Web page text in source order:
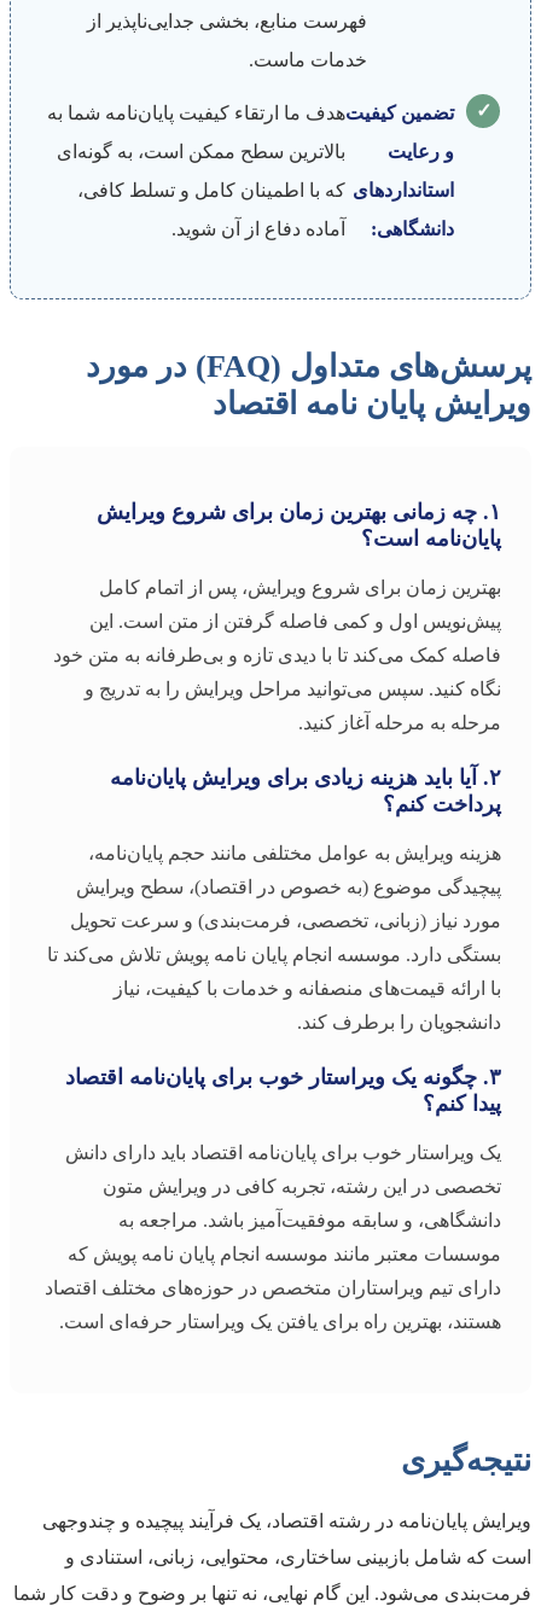
فهرست منابع، بخشی جدایی‌ناپذیر از
خدمات ماست.
✓
تضمین کیفیت
و رعایت
استانداردهای
دانشگاهی:
هدف ما ارتقاء کیفیت پایان‌نامه شما به
بالاترین سطح ممکن است، به گونه‌ای
که با اطمینان کامل و تسلط کافی،
آماده دفاع از آن شوید.
پرسش‌های متداول (FAQ) در مورد
ویرایش پایان نامه اقتصاد
۱. چه زمانی بهترین زمان برای شروع ویرایش
پایان‌نامه است؟
بهترین زمان برای شروع ویرایش، پس از اتمام کامل
پیش‌نویس اول و کمی فاصله گرفتن از متن است. این
فاصله کمک می‌کند تا با دیدی تازه و بی‌طرفانه به متن خود
نگاه کنید. سپس می‌توانید مراحل ویرایش را به تدریج و
مرحله به مرحله آغاز کنید.
۲. آیا باید هزینه زیادی برای ویرایش پایان‌نامه
پرداخت کنم؟
هزینه ویرایش به عوامل مختلفی مانند حجم پایان‌نامه،
پیچیدگی موضوع (به خصوص در اقتصاد)، سطح ویرایش
مورد نیاز (زبانی، تخصصی، فرمت‌بندی) و سرعت تحویل
بستگی دارد. موسسه انجام پایان نامه پویش تلاش می‌کند تا
با ارائه قیمت‌های منصفانه و خدمات با کیفیت، نیاز
دانشجویان را برطرف کند.
۳. چگونه یک ویراستار خوب برای پایان‌نامه اقتصاد
پیدا کنم؟
یک ویراستار خوب برای پایان‌نامه اقتصاد باید دارای دانش
تخصصی در این رشته، تجربه کافی در ویرایش متون
دانشگاهی، و سابقه موفقیت‌آمیز باشد. مراجعه به
موسسات معتبر مانند موسسه انجام پایان نامه پویش که
دارای تیم ویراستاران متخصص در حوزه‌های مختلف اقتصاد
هستند، بهترین راه برای یافتن یک ویراستار حرفه‌ای است.
نتیجه‌گیری
ویرایش پایان‌نامه در رشته اقتصاد، یک فرآیند پیچیده و چندوجهی
است که شامل بازبینی ساختاری، محتوایی، زبانی، استنادی و
فرمت‌بندی می‌شود. این گام نهایی، نه تنها بر وضوح و دقت کار شما